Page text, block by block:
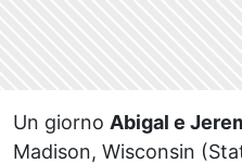
Un giorno Abigal e
Madison, Wisconsin